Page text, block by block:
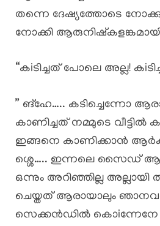
തന്നെ ദേഷ്യത്തോടെ
നോക്കി ആരുനിഷ്കളങ്കമായി
“കiടിച്ചത് പോലെ അല്ല!
” ങ്‌ഹേ….. കടിച്ചെന്നോ
കാണിച്ചത് നമ്മുടെ വീട്ടിൽ
ഇങ്ങനെ കാണിക്കാൻ
ശ്ശെ….. ഇന്നലെ സൈഡ്
ഒന്നും അറിഞ്ഞില്ല അല്ലായി
ചെയ്തത് ആരായാലും
സെക്കൻഡിൽ കൊiന്നേനേ